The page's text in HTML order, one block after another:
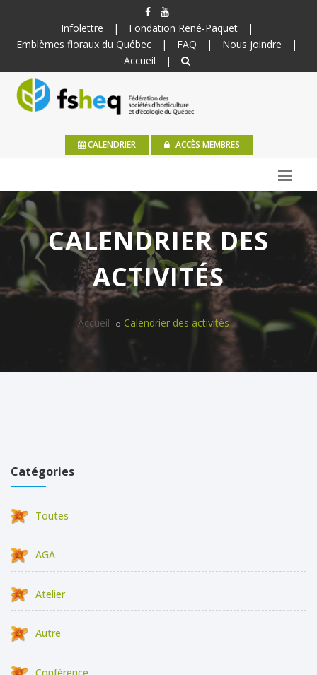
Infolettre | Fondation René-Paquet
|
Emblèmes floraux du Québec
| FAQ | Nous joindre
|
Accueil
|
CALENDRIER ACCÈS MEMBRES
CALENDRIER DES
ACTIVITÉS
Accueil Calendrier des activités
Catégories
Toutes
AGA
Atelier
Autre